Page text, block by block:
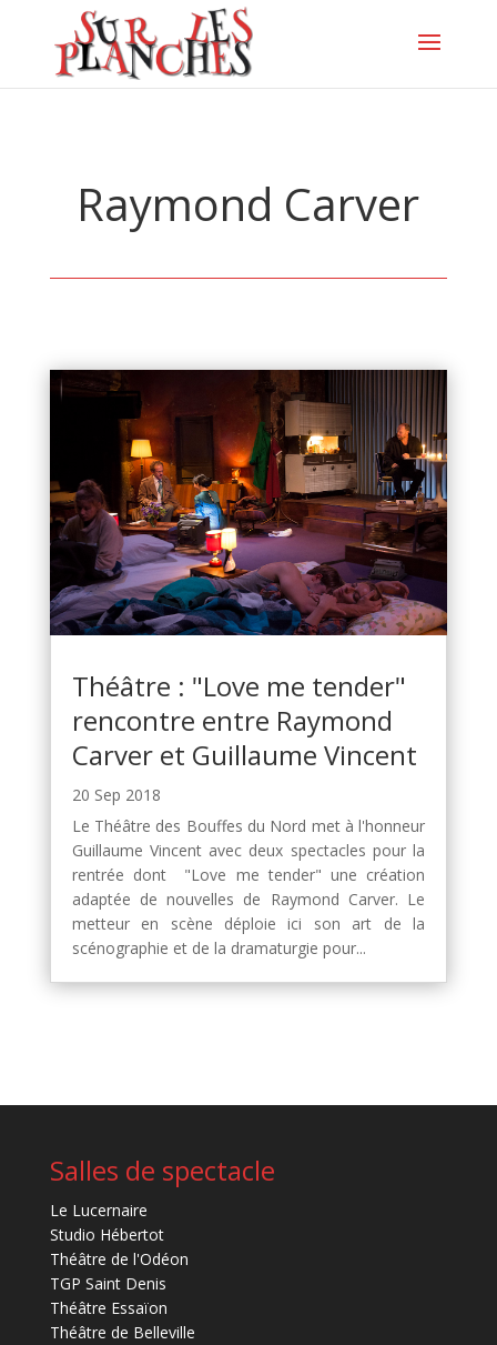
Raymond Carver
Théâtre : "Love me tender"
rencontre entre Raymond
Carver et Guillaume Vincent
20 Sep 2018
Le Théâtre des Bouffes du Nord met à l'honneur
Guillaume Vincent avec deux spectacles pour la
rentrée dont "Love me tender" une création
adaptée de nouvelles de Raymond Carver. Le
metteur en scène déploie ici son art de la
scénographie et de la dramaturgie pour...
Salles de spectacle
Le Lucernaire
Studio Hébertot
Théâtre de l'Odéon
TGP Saint Denis
Théâtre Essaïon
Théâtre de Belleville